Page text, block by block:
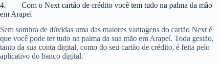
4. Com o Next cartão de crédito você tem tudo na palma da mão
em Arapeí
Sem sombra de dúvidas uma das maiores vantagens do cartão Next é
que você pode ter tudo na palma da sua mão em Arapeí. Toda gestão,
tanto da sua conta digital, como do seu cartão de crédito, é feita pelo
aplicativo do banco digital.